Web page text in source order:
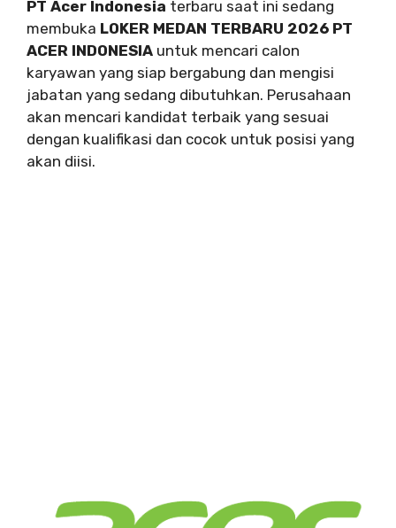
PT Acer Indonesia terbaru saat ini sedang
membuka LOKER MEDAN TERBARU 2026 PT
ACER INDONESIA untuk mencari calon
karyawan yang siap bergabung dan mengisi
jabatan yang sedang dibutuhkan. Perusahaan
akan mencari kandidat terbaik yang sesuai
dengan kualifikasi dan cocok untuk posisi yang
akan diisi.